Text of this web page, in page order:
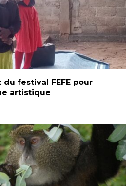
festival FEFE pour
artistique